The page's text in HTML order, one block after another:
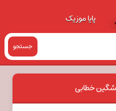
پایا موزیک
جستجو
خطابی